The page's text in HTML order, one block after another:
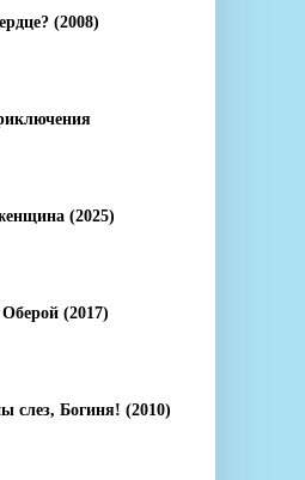
(2008)
(2025)
(2017)
слез, Богиня! (2010)